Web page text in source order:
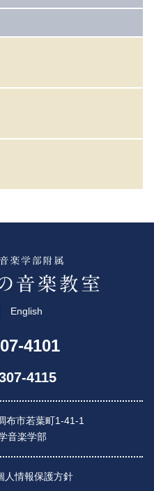
English
4101
4115
布市若葉町1-41-1
音楽学部
人情報保護方針